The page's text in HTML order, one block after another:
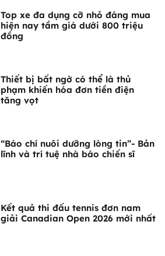
Top xe đa dụng cỡ nhỏ đáng mua
hiện nay tầm giá dưới 800 triệu
đồng
Thiết bị bất ngờ có thể là thủ
phạm khiến hóa đơn tiền điện
tăng vọt
“Báo chí nuôi dưỡng lòng tin”- Bản
lĩnh và trí tuệ nhà báo chiến sĩ
Kết quả thi đấu tennis đơn nam
giải Canadian Open 2026 mới nhất